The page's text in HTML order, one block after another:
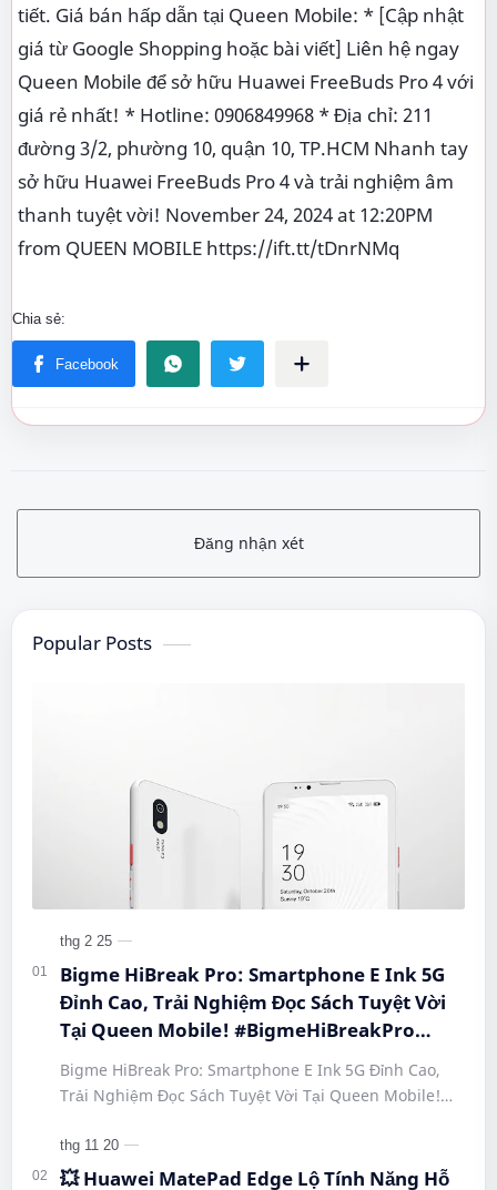
tiết. Giá bán hấp dẫn tại Queen Mobile: * [Cập nhật
giá từ Google Shopping hoặc bài viết] Liên hệ ngay
Queen Mobile để sở hữu Huawei FreeBuds Pro 4 với
giá rẻ nhất! * Hotline: 0906849968 * Địa chỉ: 211
đường 3/2, phường 10, quận 10, TP.HCM Nhanh tay
sở hữu Huawei FreeBuds Pro 4 và trải nghiệm âm
thanh tuyệt vời! November 24, 2024 at 12:20PM
from QUEEN MOBILE https://ift.tt/tDnrNMq
Đăng nhận xét
Popular Posts
Bigme HiBreak Pro: Smartphone E Ink 5G
Đỉnh Cao, Trải Nghiệm Đọc Sách Tuyệt Vời
Tại Queen Mobile! #BigmeHiBreakPro
#SmartphoneEInk #QueenMobile
#HiBreakPro5G #DienThoaiDocSach
#CongNgheMoi #MuaSamThongMinh
#EInkPhone #5GSmartphone
Bigme HiBreak Pro: Smartphone E Ink 5G Đỉnh Cao,
Trải Nghiệm Đọc Sách Tuyệt Vời Tại Queen Mobile!
#Hi…
💥 Huawei MatePad Edge Lộ Tính Năng Hỗ